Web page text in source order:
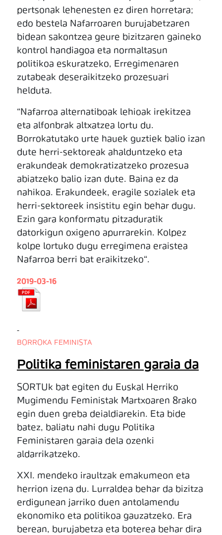
pertsonak lehenesten ez diren horretara;
edo bestela Nafarroaren burujabetzaren
bidean sakontzea geure bizitzaren gaineko
kontrol handiagoa eta normaltasun
politikoa eskuratzeko, Erregimenaren
zutabeak deseraikitzeko prozesuari
helduta.
“Nafarroa alternatiboak lehioak irekitzea
eta alfonbrak altxatzea lortu du.
Borrokatutako urte hauek guztiek balio izan
dute herri-sektoreak ahalduntzeko eta
erakundeak demokratizatzeko prozesua
abiatzeko balio izan dute. Baina ez da
nahikoa. Erakundeek, eragile sozialek eta
herri-sektoreek insistitu egin behar dugu.
Ezin gara konformatu pitzaduratik
datorkigun oxigeno apurrarekin. Kolpez
kolpe lortuko dugu erregimena eraistea
Nafarroa berri bat eraikitzeko“.
2019-03-16
-
BORROKA FEMINISTA
Politika feministaren garaia da
SORTUk bat egiten du Euskal Herriko
Mugimendu Feministak Martxoaren 8rako
egin duen greba deialdiarekin. Eta bide
batez, baliatu nahi dugu Politika
Feministaren garaia dela ozenki
aldarrikatzeko.
XXI. mendeko iraultzak emakumeon eta
herrion izena du. Lurraldea behar da bizitza
erdigunean jarriko duen antolamendu
ekonomiko eta politikoa gauzatzeko. Era
berean, burujabetza eta boterea behar dira